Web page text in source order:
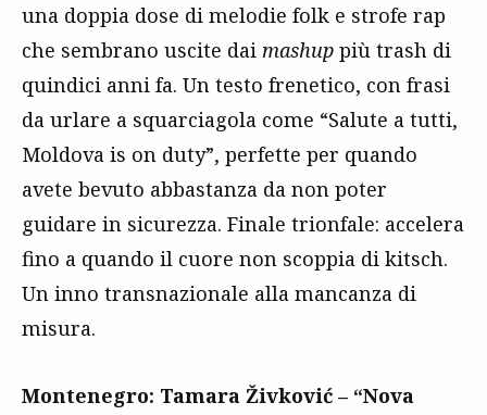
una doppia dose di melodie folk e strofe rap
che sembrano uscite dai mashup più trash di
quindici anni fa. Un testo frenetico, con frasi
da urlare a squarciagola come “Salute a tutti,
Moldova is on duty”, perfette per quando
avete bevuto abbastanza da non poter
guidare in sicurezza. Finale trionfale: accelera
fino a quando il cuore non scoppia di kitsch.
Un inno transnazionale alla mancanza di
misura.
Montenegro: Tamara Živković – “Nova